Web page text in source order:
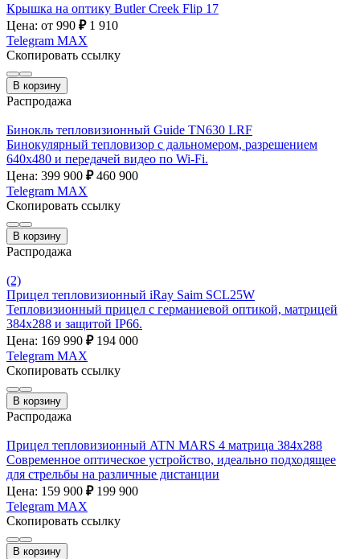
Крышка на оптику Butler Creek Flip 17
Цена: от 990 ₽ 1 910
Telegram MAX
Скопировать ссылку
В корзину
Распродажа
Бинокль тепловизионный Guide TN630 LRF
Бинокулярный тепловизор с дальномером, разрешением
640x480 и передачей видео по Wi-Fi.
Цена: 399 900 ₽ 460 900
Telegram MAX
Скопировать ссылку
В корзину
Распродажа
(2)
Прицел тепловизионный iRay Saim SCL25W
Тепловизионный прицел с германиевой оптикой, матрицей
384x288 и защитой IP66.
Цена: 169 990 ₽ 194 000
Telegram MAX
Скопировать ссылку
В корзину
Распродажа
Прицел тепловизионный ATN MARS 4 матрица 384х288
Современное оптическое устройство, идеально подходящее
для стрельбы на различные дистанции
Цена: 159 900 ₽ 199 900
Telegram MAX
Скопировать ссылку
В корзину